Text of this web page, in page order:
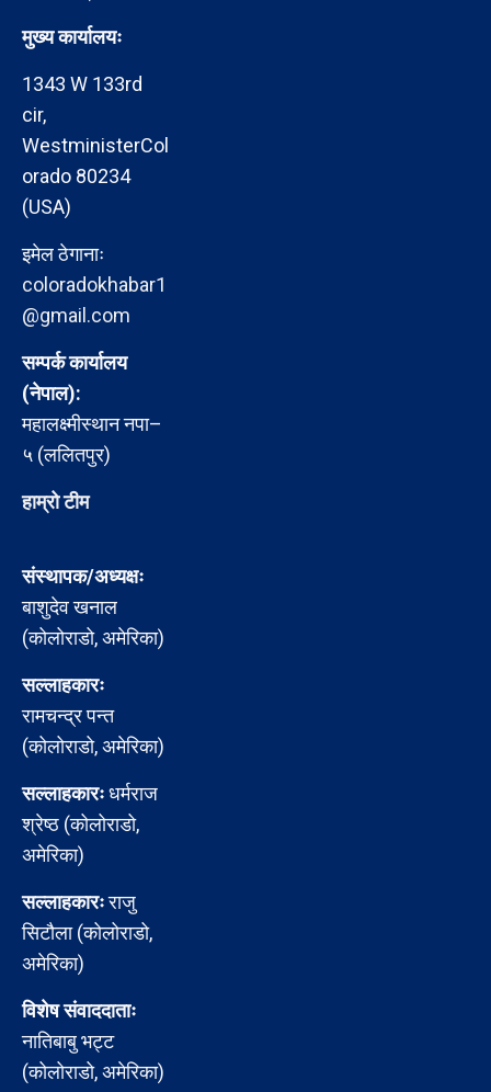
मुख्य कार्यालयः
1343 W 133rd
cir,
WestministerCol
orado 80234
(USA)
इमेल ठेगानाः
coloradokhabar1
@gmail.com
सम्पर्क कार्यालय
(नेपाल):
महालक्ष्मीस्थान नपा–
५ (ललितपुर)
हाम्रो टीम
संस्थापक/अध्यक्षः
बाशुदेव खनाल
(कोलोराडो, अमेरिका)
सल्लाहकारः
रामचन्द्र पन्त
(कोलोराडो, अमेरिका)
सल्लाहकारःधर्मराज
श्रेष्ठ (कोलोराडो,
अमेरिका)
सल्लाहकारःराजु
सिटौला (कोलोराडो,
अमेरिका)
विशेष संवाददाताः
नातिबाबु भट्ट
(कोलोराडो, अमेरिका)